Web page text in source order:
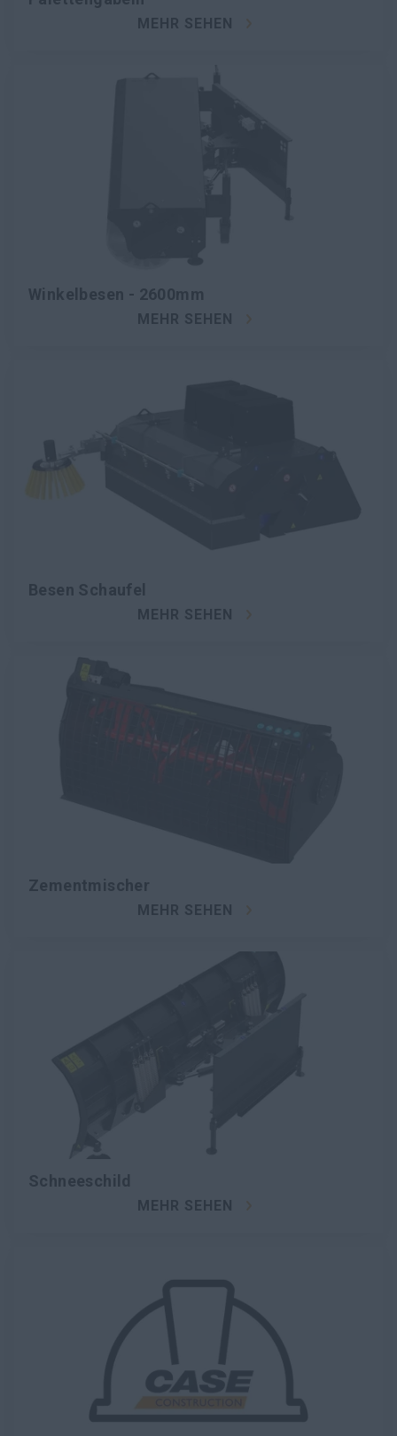
MEHR SEHEN
Winkelbesen - 2600mm
MEHR SEHEN
Besen Schaufel
MEHR SEHEN
Zementmischer
MEHR SEHEN
Schneeschild
MEHR SEHEN